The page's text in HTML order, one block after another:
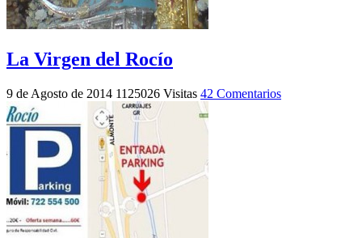
La Virgen del Rocío
9 de Agosto de 2014 1125026 Visitas 42 Comentarios